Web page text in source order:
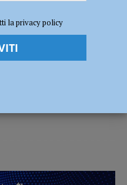
“Piacenza Suona Jazz!”. Il 6
e argentina
per la rassegna
la privacy policy